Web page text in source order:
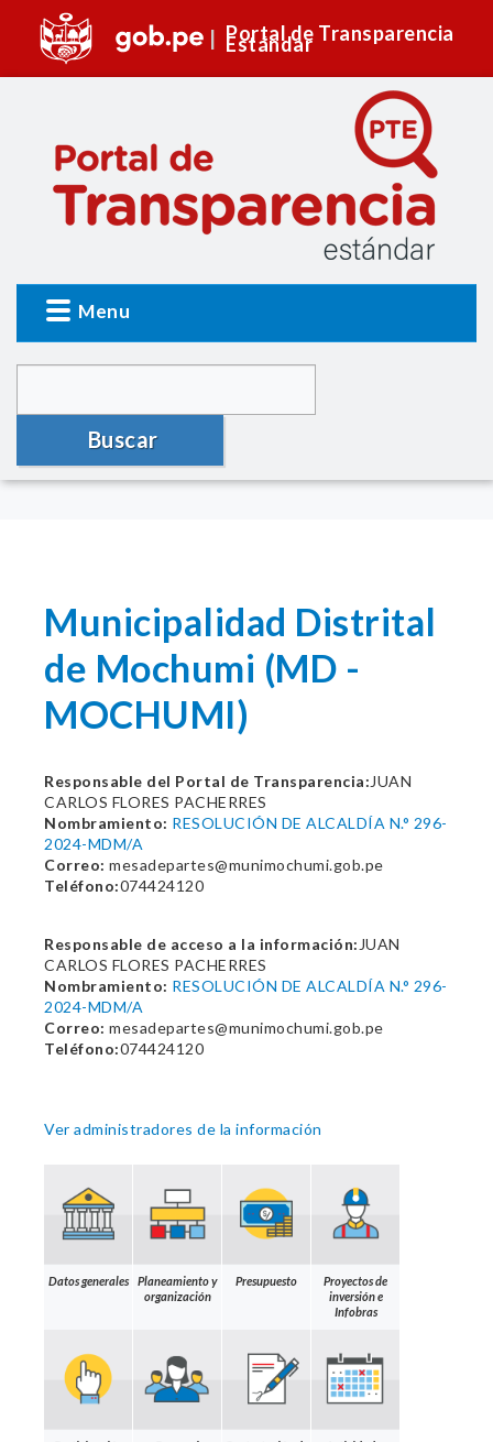
Portal de Transparencia
Estándar
Menu
Buscar
Municipalidad Distrital
de Mochumi (MD -
MOCHUMI)
Responsable del Portal de Transparencia: JUAN
CARLOS FLORES PACHERRES
Nombramiento: RESOLUCIÓN DE ALCALDÍA N.° 296-
2024-MDM/A
Correo: mesadepartes@munimochumi.gob.pe
Teléfono:074424120
Responsable de acceso a la información: JUAN
CARLOS FLORES PACHERRES
Nombramiento: RESOLUCIÓN DE ALCALDÍA N.° 296-
2024-MDM/A
Correo: mesadepartes@munimochumi.gob.pe
Teléfono:074424120
Ver administradores de la información
Datos generales
Planeamiento y
organización
Presupuesto
Proyectos de
inversión e
Infobras